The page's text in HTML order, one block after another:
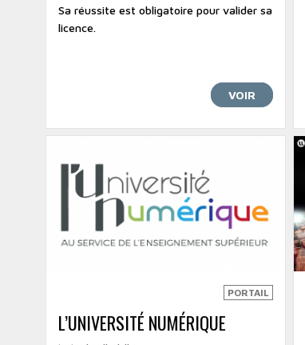
Sa réussite est obligatoire pour valider sa
licence.
VOIR
PORTAIL
L’UNIVERSITÉ NUMÉRIQUE